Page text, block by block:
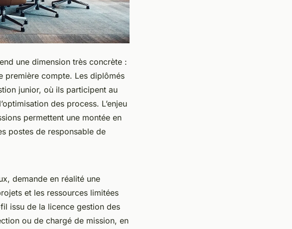
une dimension très concrète :
première compte. Les diplômés
junior, où ils participent au
des process. L’enjeu
permettent une montée en
postes de responsable de
demande en réalité une
et les ressources limitées
issu de la licence gestion des
ou de chargé de mission, en